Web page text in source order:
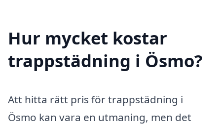
Hur mycket kostar
trappstädning i Ösmo?
Att hitta rätt pris för trappstädning i
Ösmo kan vara en utmaning, men det